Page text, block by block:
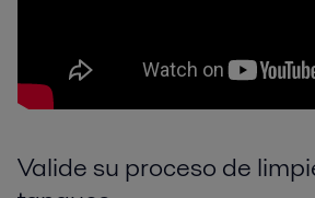
Valide su proceso de